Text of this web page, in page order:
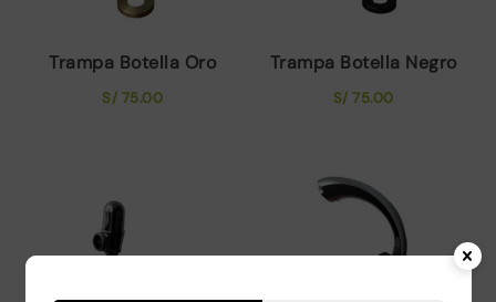
Trampa Botella Oro
S/ 75.00
Trampa Botella Negro
S/ 75.00